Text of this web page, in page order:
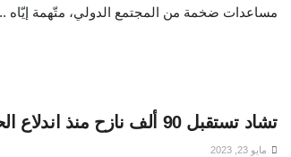
مساعدات ضخمة من المجتمع الدولي، متّهمة إيّاه
تشاد تستقبل 90 ألف نازح منذ اندلاع الحرب في السودان
مايو 23, 2023